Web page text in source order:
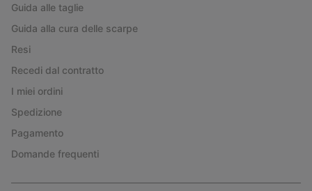
Guida alle taglie
Guida alla cura delle scarpe
Resi
Recedi dal contratto
I miei ordini
Spedizione
Pagamento
Domande frequenti